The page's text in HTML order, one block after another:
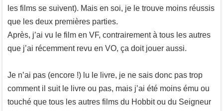
les films se suivent). Mais en soi, je le trouve moins réussis
que les deux premières parties.
Après, j’ai vu le film en VF, contrairement à tous les autres
que j’ai récemment revu en VO, ça doit jouer aussi.
Je n’ai pas (encore !) lu le livre, je ne sais donc pas trop
comment il suit le livre ou pas, mais j’ai été moins ému ou
touché que tous les autres films du Hobbit ou du Seigneur